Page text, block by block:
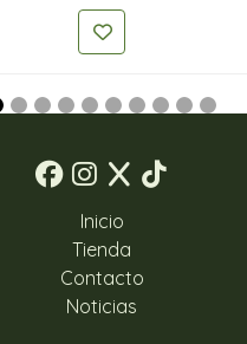
Inicio
Tienda
Contacto
Noticias